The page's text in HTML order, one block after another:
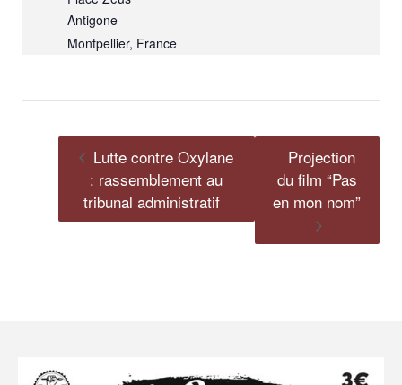
Antigone
Montpellier, France
Lutte contre Oxylane
: rassemblement au
tribunal administratif
Projection
du film “Pas
en mon nom”